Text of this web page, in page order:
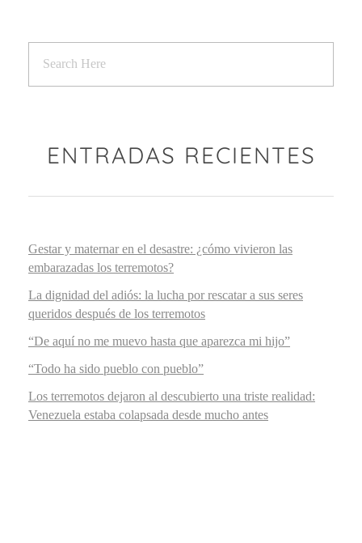
ENTRADAS RECIENTES
Gestar y maternar en el desastre: ¿cómo vivieron las
embarazadas los terremotos?
La dignidad del adiós: la lucha por rescatar a sus seres
queridos después de los terremotos
“De aquí no me muevo hasta que aparezca mi hijo”
“Todo ha sido pueblo con pueblo”
Los terremotos dejaron al descubierto una triste realidad:
Venezuela estaba colapsada desde mucho antes